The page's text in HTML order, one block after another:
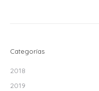
Categorías
2018
2019